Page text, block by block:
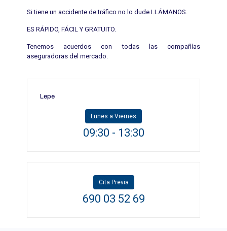
Si tiene un accidente de tráfico no lo dude LLÁMANOS.
ES RÁPIDO, FÁCIL Y GRATUITO.
Tenemos acuerdos con todas las compañías
aseguradoras del mercado.
Lepe
Lunes a Viernes
09:30 - 13:30
Cita Previa
690 03 52 69